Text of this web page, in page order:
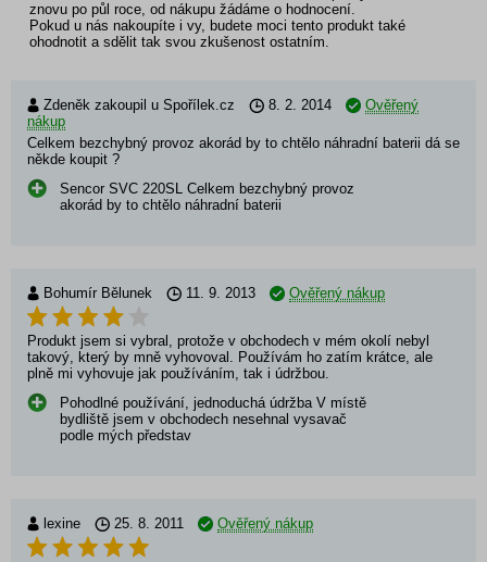
znovu po půl roce, od nákupu žádáme o hodnocení.
Pokud u nás nakoupíte i vy, budete moci tento produkt také
ohodnotit a sdělit tak svou zkušenost ostatním.
Zdeněk zakoupil u Spořílek.cz 8. 2. 2014
Ověřený
nákup
Celkem bezchybný provoz akorád by to chtělo náhradní baterii dá se
někde koupit ?
Sencor SVC 220SL Celkem bezchybný provoz
akorád by to chtělo náhradní baterii
Bohumír Bělunek 11. 9. 2013 Ověřený nákup
Produkt jsem si vybral, protože v obchodech v mém okolí nebyl
takový, který by mně vyhovoval. Používám ho zatím krátce, ale
plně mi vyhovuje jak používáním, tak i údržbou.
Pohodlné používání, jednoduchá údržba V místě
bydliště jsem v obchodech nesehnal vysavač
podle mých představ
lexine 25. 8. 2011 Ověřený nákup